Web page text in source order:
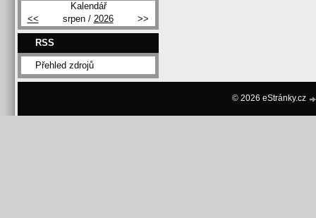
Kalendář
<<
srpen / 2026 >>
RSS
Přehled zdrojů
© 2026 eStránky.cz